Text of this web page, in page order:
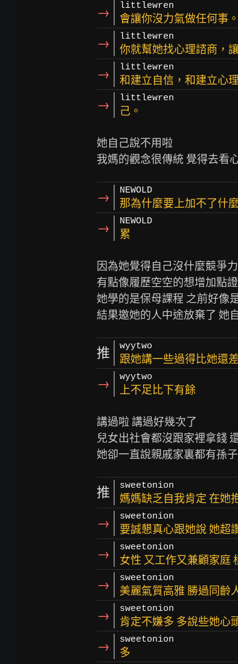
→ littlewren
會讓你沒力氣做任何事。
→ littlewren
你就幫她找心理諮商，
→ littlewren
和建立自信，和建立心
→ littlewren
己。
她自己說不用啦
→ NEWOLD
那為什麼要上加不了什
→ NEWOLD
累
因為她覺得自己沒什麼競爭
有點像履歷空空的想增加點
她學的是保母課程 之前好像
推 wyytwo
跟她講一些過得比她還
→ wyytwo
上不足比下有餘
講過啦 講過好幾次了
兒女出社會都沒跟家裡拿錢
推 sweetonion
媽媽缺乏自我肯定 在她
→ sweetonion
要誠懇真心跟她說 她超
→ sweetonion
女性 又工作又兼顧家庭
→ sweetonion
美麗氣質高雅 勝過同齡
→ sweetonion
肯定不嫌多 多說些她心
→ sweetonion
多